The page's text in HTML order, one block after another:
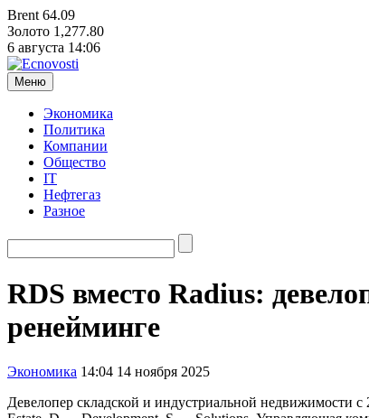
Brent 64.09
Золото 1,277.80
6 августа 14:06
Меню
Экономика
Политика
Компании
Общество
IT
Нефтегаз
Разное
RDS вместо Radius:
ренейминге
Экономика 14:04 14 ноября 2025
Девелопер складской и индустриальной недвижимости